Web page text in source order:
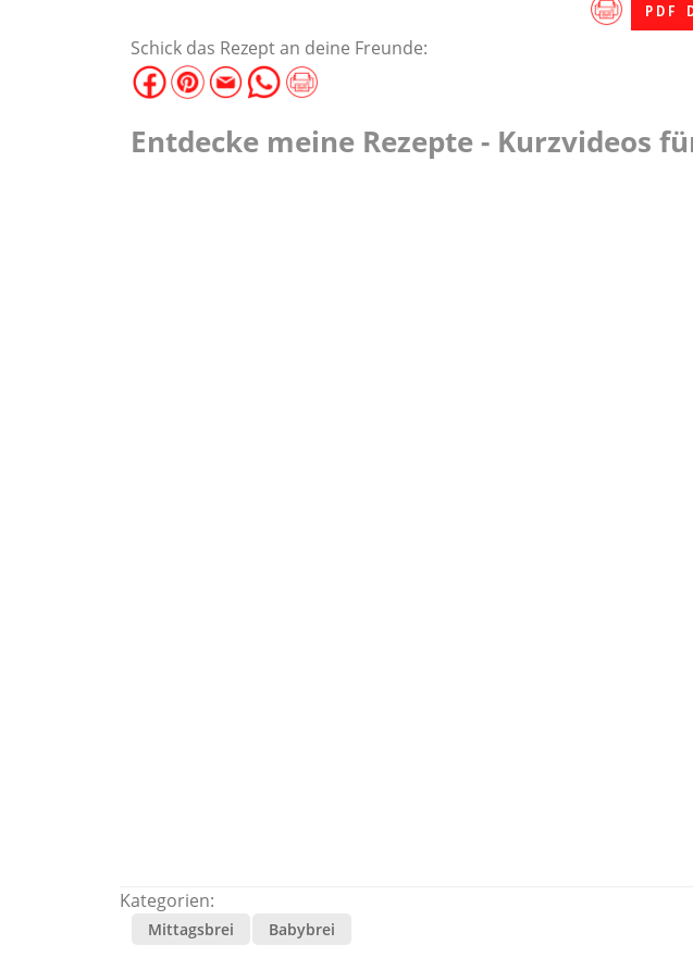
PDF
Schick das Rezept an deine Freunde:
Entdecke meine Rezepte - Kurzvideos
Kategorien:
Mittagsbrei Babybrei